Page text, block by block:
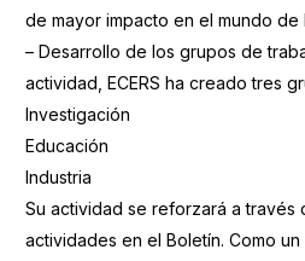
de mayor impacto en el mundo de
– Desarrollo de los grupos de
actividad, ECERS ha creado tres
Investigación
Educación
Industria
Su actividad se reforzará a través
actividades en el Boletín. Como